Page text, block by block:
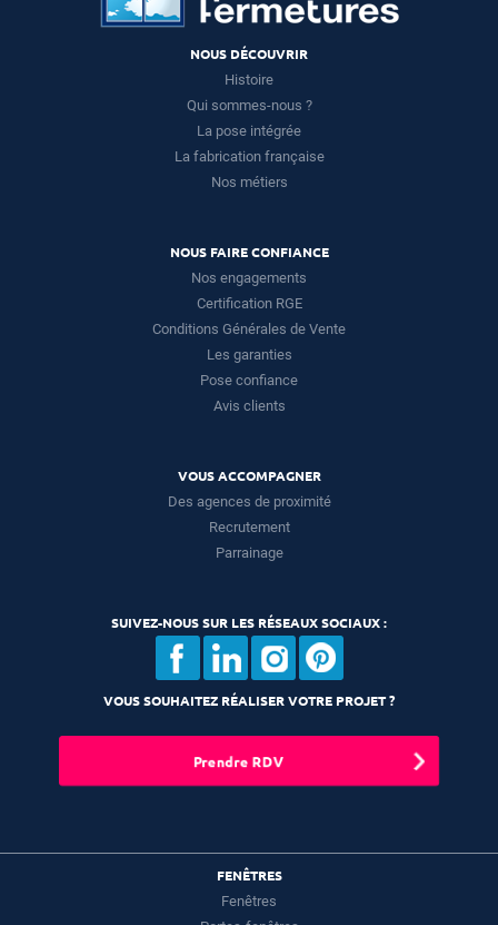
NOUS DÉCOUVRIR
Histoire
Qui sommes-nous ?
La pose intégrée
La fabrication française
Nos métiers
NOUS FAIRE CONFIANCE
Nos engagements
Certification RGE
Conditions Générales de Vente
Les garanties
Pose confiance
Avis clients
VOUS ACCOMPAGNER
Des agences de proximité
Recrutement
Parrainage
SUIVEZ-NOUS SUR LES RÉSEAUX SOCIAUX :
VOUS SOUHAITEZ RÉALISER VOTRE PROJET ?
Prendre RDV
FENÊTRES
Fenêtres